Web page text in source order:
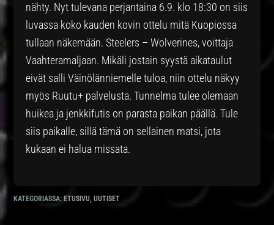
nähty. Nyt tulevana perjantaina 6.9. klo 18:30 on siis
luvassa koko kauden kovin ottelu mitä Kuopiossa
tullaan näkemään. Steelers – Wolverines, voittaja
Vaahteramaljaan. Mikäli jostain syystä aikataulut
eivät salli Väinölänniemelle tuloa, niin ottelu näkyy
myös Ruutu+ palvelusta. Tunnelma tulee olemaan
huikea ja jenkkifutis on parasta paikan päällä. Tule
siis paikalle, sillä tämä on sellainen matsi, jota
kukaan ei halua missata.
KATEGORIASSA: ETUSIVU,UUTISET